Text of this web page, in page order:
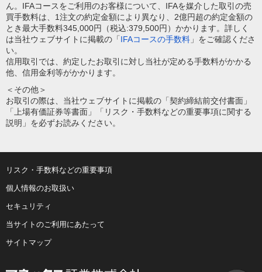
ん。IFAコースをご利用のお客様について、IFAを媒介した取引の売
買手数料は、1注文の約定金額により異なり、2億円超の約定金額の
とき最大手数料345,000円（税込:379,500円）かかります。詳しく
は当社ウェブサイトに掲載の「IFAコースの手数料 」をご確認くださ
い。
信用取引では、約定したお取引に対し当社が定める手数料がかかる
他、信用金利等がかかります。
＜その他＞
お取引の際は、当社ウェブサイトに掲載の「契約締結前交付書面」
「上場有価証券等書面」「リスク・手数料などの重要事項に関する
説明」を必ずお読みください。
リスク・手数料などの重要事項
個人情報のお取扱い
セキュリティ
当サイトのご利用にあたって
サイトマップ